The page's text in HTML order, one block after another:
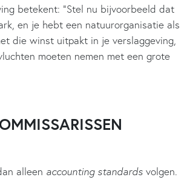
betekent: “Stel nu bijvoorbeeld dat
en je hebt een natuurorganisatie als
die winst uitpakt in je verslaggeving,
moeten nemen met een grote
alleen accounting standards volgen.